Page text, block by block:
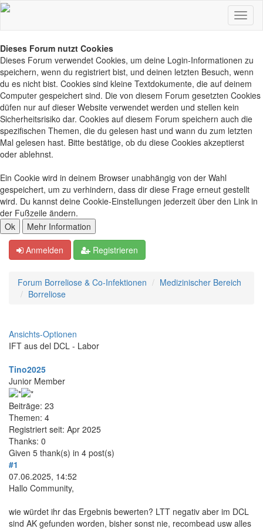
Dieses Forum nutzt Cookies
Dieses Forum verwendet Cookies, um deine Login-Informationen zu
speichern, wenn du registriert bist, und deinen letzten Besuch, wenn
du es nicht bist. Cookies sind kleine Textdokumente, die auf deinem
Computer gespeichert sind. Die von diesem Forum gesetzten Cookies
düfen nur auf dieser Website verwendet werden und stellen kein
Sicherheitsrisiko dar. Cookies auf diesem Forum speichern auch die
spezifischen Themen, die du gelesen hast und wann du zum letzten
Mal gelesen hast. Bitte bestätige, ob du diese Cookies akzeptierst
oder ablehnst.
Ein Cookie wird in deinem Browser unabhängig von der Wahl
gespeichert, um zu verhindern, dass dir diese Frage erneut gestellt
wird. Du kannst deine Cookie-Einstellungen jederzeit über den Link in
der Fußzeile ändern.
Anmelden Registrieren
Forum Borreliose & Co-Infektionen
Medizinischer Bereich
Borreliose
Ansichts-Optionen
IFT aus del DCL - Labor
Tino2025
Junior Member
Beiträge: 23
Themen: 4
Registriert seit: Apr 2025
Thanks: 0
Given 5 thank(s) in 4 post(s)
#1
07.06.2025, 14:52
Hallo Community,
wie würdet ihr das Ergebnis bewerten? LTT negativ aber im DCL
sind AK gefunden worden, bisher sonst nie, recombead usw alles